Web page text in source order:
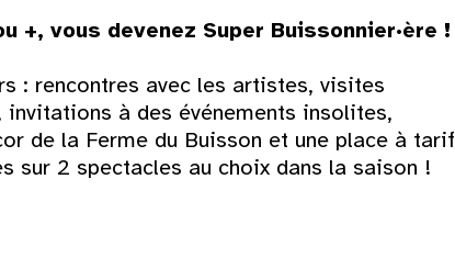
9
16
+, vous devenez Super Buissonnier·ère !
: rencontres avec les artistes, visites
à des événements insolites,
de la Ferme du Buisson et une place à tarif
sur 2 spectacles au choix dans la saison !